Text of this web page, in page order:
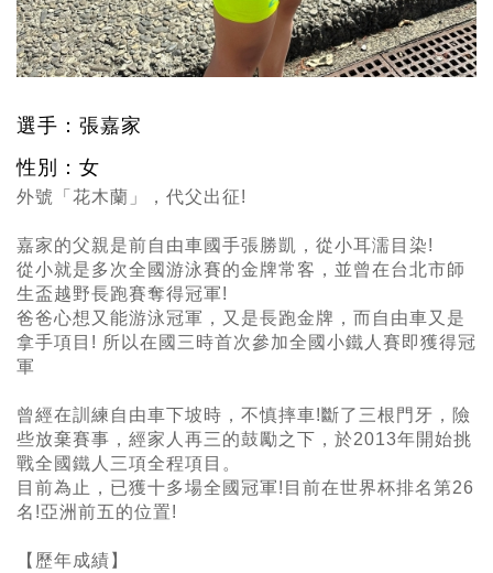
選手：張嘉家
性別：女
外號「花木蘭」，代父出征!
嘉家的父親是前自由車國手張勝凱，從小耳濡目染!
從小就是多次全國游泳賽的金牌常客，並曾在台北市師
生盃越野長跑賽奪得冠軍!
爸爸心想又能游泳冠軍，又是長跑金牌，而自由車又是
拿手項目! 所以在國三時首次參加全國小鐵人賽即獲得冠
軍
曾經在訓練自由車下坡時，不慎摔車!斷了三根門牙，險
些放棄賽事，經家人再三的鼓勵之下，於2013年開始挑
戰全國鐵人三項全程項目。
目前為止，已獲十多場全國冠軍!目前在世界杯排名第26
名!亞洲前五的位置!
【歷年成績】